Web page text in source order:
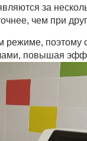
за
чем при
поэтому
повышая